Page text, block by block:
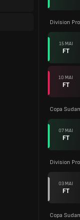
Division
15 MAI
FT
10 MAI
FT
Copa
07 MAI
FT
Division
03 MAI
FT
Copa